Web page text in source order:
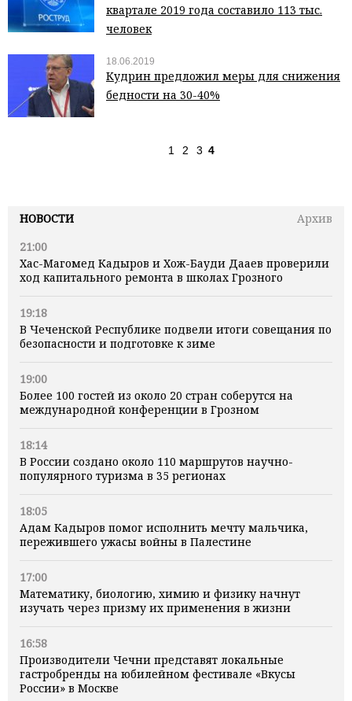
НОВОСТИ
Архив
21:00
Хас-Магомед Кадыров и Хож-Бауди Дааев проверили
ход капитального ремонта в школах Грозного
19:18
В Чеченской Республике подвели итоги совещания по
безопасности и подготовке к зиме
19:00
Более 100 гостей из около 20 стран соберутся на
международной конференции в Грозном
18:14
В России создано около 110 маршрутов научно-
популярного туризма в 35 регионах
18:05
Адам Кадыров помог исполнить мечту мальчика,
пережившего ужасы войны в Палестине
17:00
Математику, биологию, химию и физику начнут
изучать через призму их применения в жизни
16:58
Производители Чечни представят локальные
гастробренды на юбилейном фестивале «Вкусы
России» в Москве
квартале 2019 года составило 113 тыс.
человек
18.06.2019
Кудрин предложил меры для снижения
бедности на 30-40%
1 2 3 4